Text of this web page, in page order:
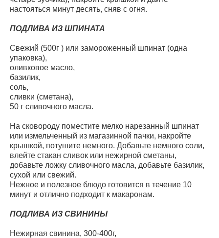
настояться минут десять, сняв с огня.
ПОДЛИВА ИЗ ШПИНАТА
Свежий (500г ) или замороженный шпинат (одна
упаковка),
оливковое масло,
базилик,
соль,
сливки (сметана),
50 г сливочного масла.
На сковороду поместите мелко нарезанный шпинат
или измельченный из магазинной пачки, накройте
крышкой, потушите немного. Добавьте немного соли,
влейте стакан сливок или нежирной сметаны,
добавьте ложку сливочного масла, добавьте базилик,
сухой или свежий.
Нежное и полезное блюдо готовится в течение 10
минут и отлично подходит к макаронам.
ПОДЛИВА ИЗ СВИНИНЫ
Нежирная свинина, 300-400г,